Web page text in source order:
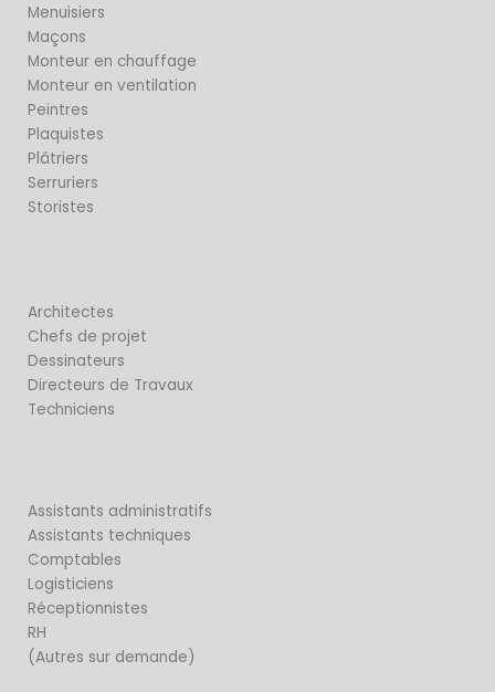
Menuisiers
Maçons
Monteur en chauffage
Monteur en ventilation
Peintres
Plaquistes
Plâtriers
Serruriers
Storistes
Architectes
Chefs de projet
Dessinateurs
Directeurs de Travaux
Techniciens
Assistants administratifs
Assistants techniques
Comptables
Logisticiens
Réceptionnistes
RH
(Autres sur demande)